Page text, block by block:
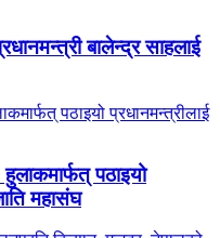
बालेन्द्र साहलाई
पठाइयो
महासंघ